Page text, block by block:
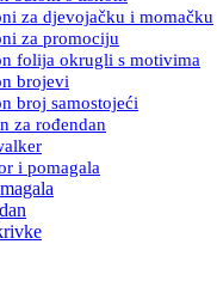
za djevojačku i momačku
za promociju
folija okrugli s motivima
brojevi
broj samostojeći
za rođendan
i pomagala